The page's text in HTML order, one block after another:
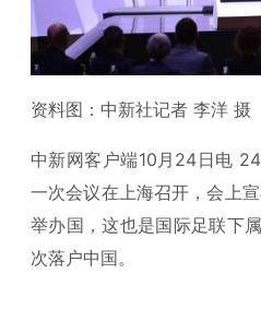
资料图：中新社记者 李洋 摄
中新网客户端10月24日电
一次会议在上海召开，会上
举办国，这也是国际足联下
次落户中国。